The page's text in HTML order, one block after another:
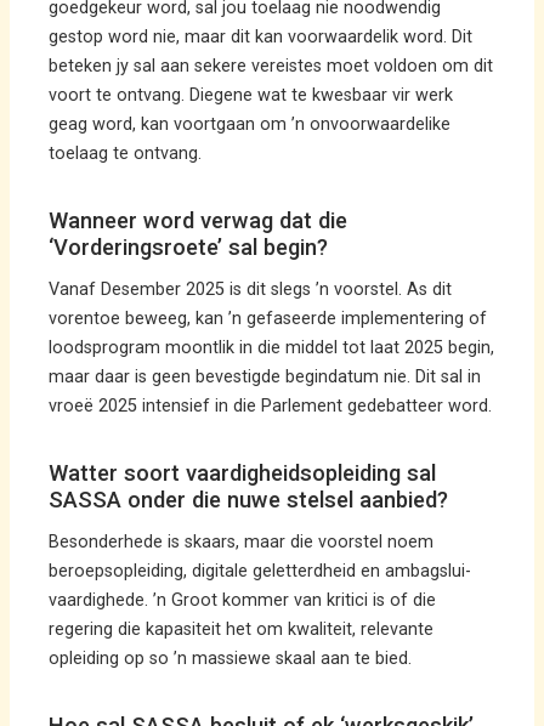
goedgekeur word, sal jou toelaag nie noodwendig
gestop word nie, maar dit kan voorwaardelik word. Dit
beteken jy sal aan sekere vereistes moet voldoen om dit
voort te ontvang. Diegene wat te kwesbaar vir werk
geag word, kan voortgaan om ’n onvoorwaardelike
toelaag te ontvang.
Wanneer word verwag dat die
‘Vorderingsroete’ sal begin?
Vanaf Desember 2025 is dit slegs ’n voorstel. As dit
vorentoe beweeg, kan ’n gefaseerde implementering of
loodsprogram moontlik in die middel tot laat 2025 begin,
maar daar is geen bevestigde begindatum nie. Dit sal in
vroeë 2025 intensief in die Parlement gedebatteer word.
Watter soort vaardigheidsopleiding sal
SASSA onder die nuwe stelsel aanbied?
Besonderhede is skaars, maar die voorstel noem
beroepsopleiding, digitale geletterdheid en ambagslui-
vaardighede. ’n Groot kommer van kritici is of die
regering die kapasiteit het om kwaliteit, relevante
opleiding op so ’n massiewe skaal aan te bied.